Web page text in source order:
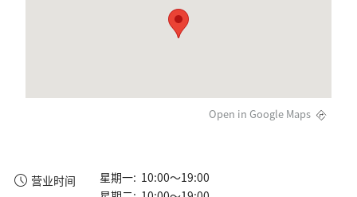
Open in Google Maps
营业时间
星期一: 10:00～19:00